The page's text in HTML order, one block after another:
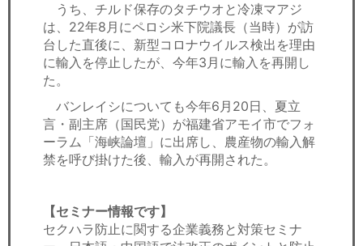
うち、チルド保存のタチウオと冷凍マアジ
は、22年8月にペロシ米下院議長（当時）が訪
台した直後に、新型コロナウイルス検出を理由
に輸入を停止したが、今年3月に輸入を再開し
た。
バンレイシについても今年6月20日、夏立
言・副主席（国民党）が福建省アモイ市でフォ
ーラム「海峡論壇」に出席し、農産物の輸入解
禁を呼び掛けた後、輸入が再開された。
【セミナー情報です】
セクハラ防止に関する企業義務と対策セミナ